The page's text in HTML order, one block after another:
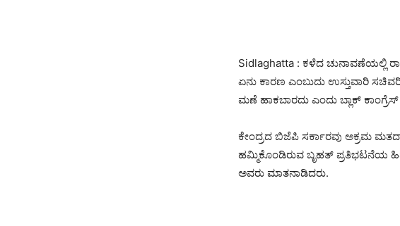
Sidlaghatta : ಕಳೆದ ಚುನಾವಣೆಯಲ್ಲಿ
ಏನು ಕಾರಣ ಎಂಬುದು ಉಸ್ತುವಾರಿ
ಮಣೆ ಹಾಕಬಾರದು ಎಂದು ಬ್ಲಾಕ್
ಕೇಂದ್ರದ ಬಿಜೆಪಿ ಸರ್ಕಾರವು ಅಕ್ರಮ
ಹಮ್ಮಿಕೊಂಡಿರುವ ಬೃಹತ್ ಪ್ರತಿಭಟನೆಯ
ಅವರು ಮಾತನಾಡಿದರು.